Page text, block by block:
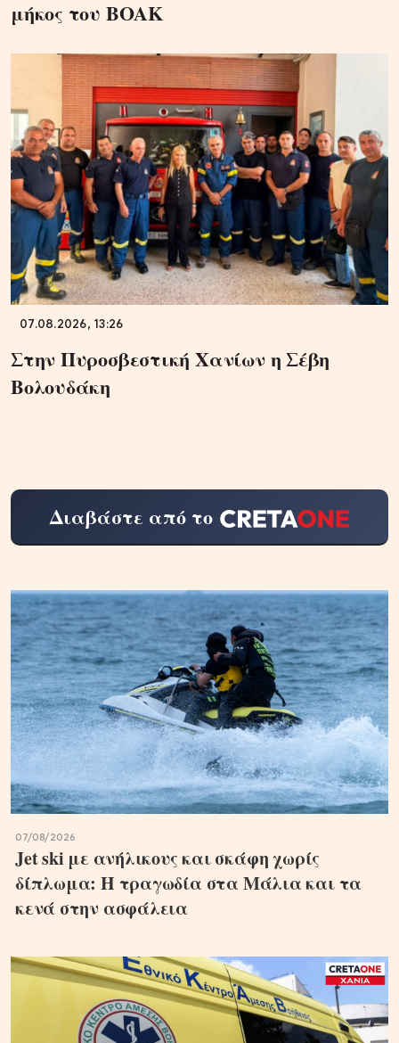
μήκος του ΒΟΑΚ
07.08.2026, 13:26
Στην Πυροσβεστική Χανίων η Σέβη
Βολουδάκη
Διαβάστε από το
07/08/2026
Jet ski με ανήλικους και σκάφη χωρίς
δίπλωμα: Η τραγωδία στα Μάλια και τα
κενά στην ασφάλεια